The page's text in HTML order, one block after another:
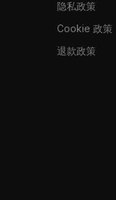
隐私政策
Cookie 政策
退款政策